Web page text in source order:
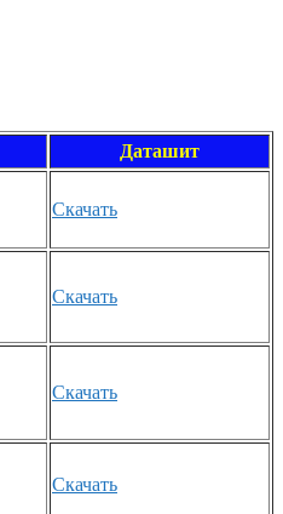
Даташит
Скачать
Скачать
Скачать
Скачать